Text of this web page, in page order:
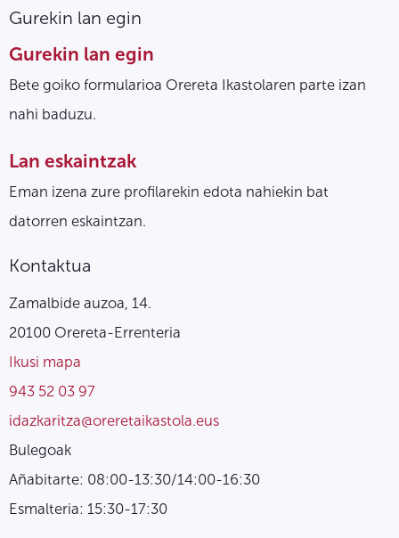
Gurekin lan egin
Gurekin lan egin
Bete goiko formularioa Orereta Ikastolaren parte izan
nahi baduzu.
Lan eskaintzak
Eman izena zure profilarekin edota nahiekin bat
datorren eskaintzan.
Kontaktua
Zamalbide auzoa, 14.
20100 Orereta-Errenteria
Ikusi mapa
943 52 03 97
idazkaritza@oreretaikastola.eus
Bulegoak
Añabitarte: 08:00-13:30/14:00-16:30
Esmalteria: 15:30-17:30